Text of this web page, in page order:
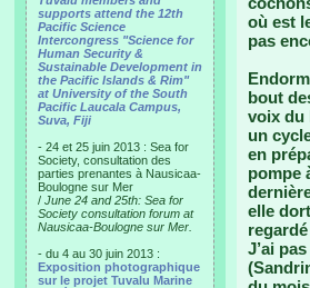
supports attend the 12th
Pacific Science
Intercongress "Science for
Human Security &
Sustainable Development in
the Pacific Islands & Rim"
at University of the South
Pacific Laucala Campus,
Suva, Fiji
- 24 et 25 juin 2013 : Sea for
Society, consultation des
parties prenantes à Nausicaa-
Boulogne sur Mer
/ June 24 and 25th: Sea for
Society consultation forum at
Nausicaa-Boulogne sur Mer.
- du 4 au 30 juin 2013 :
Exposition photographique
sur le projet Tuvalu Marine
où est
pas
bout
voix du
un
en
pompe
elle
J’ai